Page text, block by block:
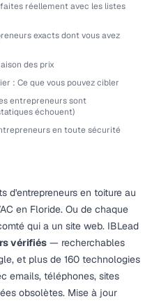
réellement avec les listes
exacts dont vous avez
des prix
: Ce que vous pouvez cibler
entrepreneurs sont
échouent)
en toute sécurité
d'entrepreneurs en toiture au
en Floride. Ou de chaque
qui a un site web. IBLead
vérifiés — recherchables
et plus de 160 technologies
emails, téléphones, sites
obsolètes. Mise à jour